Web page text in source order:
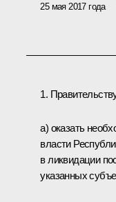
25 мая 2017 года
1.
а) оказать
власти
в ликвидации
указанных